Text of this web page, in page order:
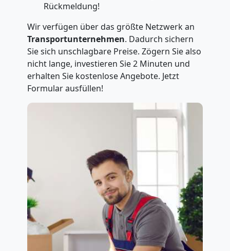
Rückmeldung!
Wir verfügen über das größte Netzwerk an
Transportunternehmen. Dadurch sichern
Sie sich unschlagbare Preise. Zögern Sie also
nicht lange, investieren Sie 2 Minuten und
erhalten Sie kostenlose Angebote. Jetzt
Formular ausfüllen!